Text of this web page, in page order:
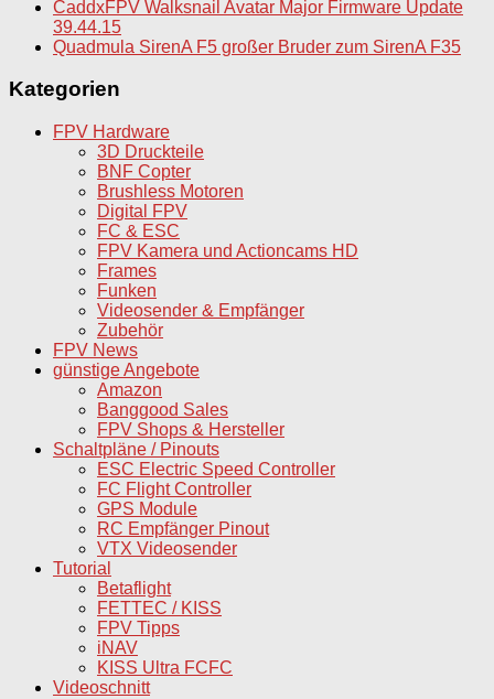
CaddxFPV Walksnail Avatar Major Firmware Update
39.44.15
Quadmula SirenA F5 großer Bruder zum SirenA F35
Kategorien
FPV Hardware
3D Druckteile
BNF Copter
Brushless Motoren
Digital FPV
FC & ESC
FPV Kamera und Actioncams HD
Frames
Funken
Videosender & Empfänger
Zubehör
FPV News
günstige Angebote
Amazon
Banggood Sales
FPV Shops & Hersteller
Schaltpläne / Pinouts
ESC Electric Speed Controller
FC Flight Controller
GPS Module
RC Empfänger Pinout
VTX Videosender
Tutorial
Betaflight
FETTEC / KISS
FPV Tipps
iNAV
KISS Ultra FCFC
Videoschnitt